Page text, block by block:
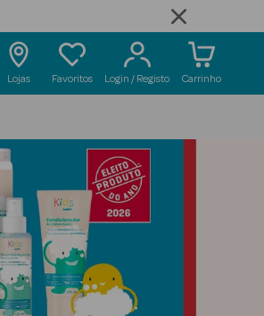
Lojas Favoritos Login / Registo Carrinho